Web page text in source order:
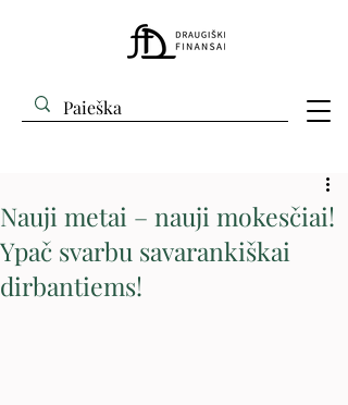
Nauji metai – nauji mokesčiai!
Ypač svarbu savarankiškai
dirbantiems!